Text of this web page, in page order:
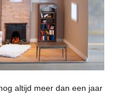
altijd meer dan een jaar